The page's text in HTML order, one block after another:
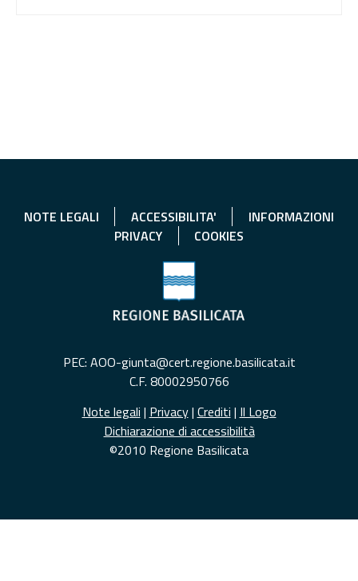
NOTE LEGALI ACCESSIBILITA'
INFORMAZIONI
PRIVACY
COOKIES
PEC: AOO-giunta@cert.regione.basilicata.it
C.F. 80002950766
Note legali | Privacy| Crediti | Il Logo
Dichiarazione di accessibilità
©2010 Regione Basilicata